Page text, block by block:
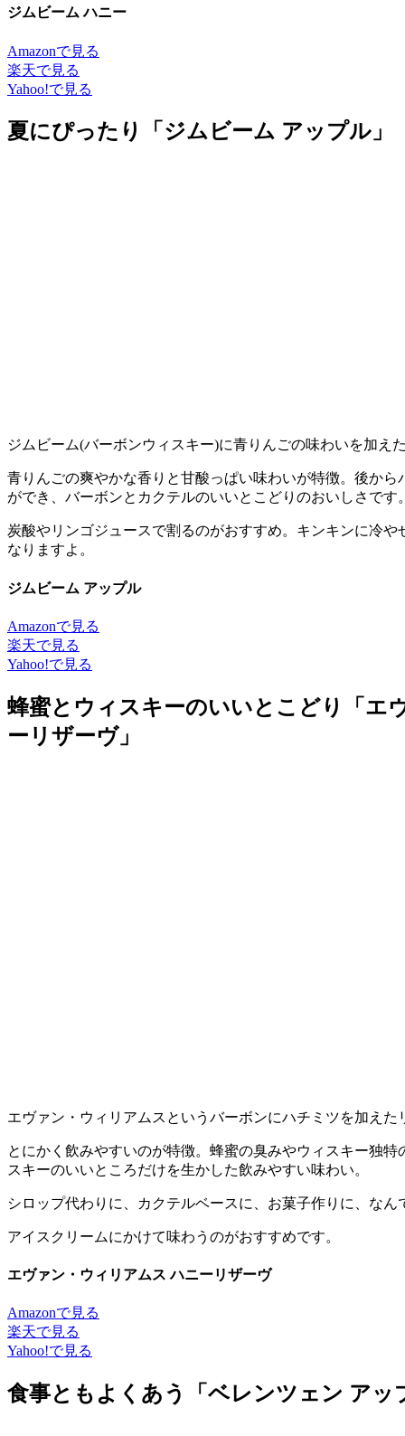
ジムビーム ハニー
Amazonで見る
楽天で見る
Yahoo!で見る
夏にぴったり「ジムビーム アップル」
ジムビーム(バーボンウィスキー)に青りんごの味わいを加え
青りんごの爽やかな香りと甘酸っぱい味わいが特徴。後か
ができ、バーボンとカクテルのいいとこどりのおいしさです
炭酸やリンゴジュースで割るのがおすすめ。キンキンに冷
なりますよ。
ジムビーム アップル
Amazonで見る
楽天で見る
Yahoo!で見る
蜂蜜とウィスキーのいいとこどり「エ
ーリザーヴ」
エヴァン・ウィリアムスというバーボンにハチミツを加えた
とにかく飲みやすいのが特徴。蜂蜜の臭みやウィスキー独
スキーのいいところだけを生かした飲みやすい味わい。
シロップ代わりに、カクテルベースに、お菓子作りに、なん
アイスクリームにかけて味わうのがおすすめです。
エヴァン・ウィリアムス ハニーリザーヴ
Amazonで見る
楽天で見る
Yahoo!で見る
食事ともよくあう「ベレンツェン アッ